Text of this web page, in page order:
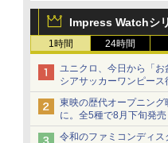
Impress Watchシ
1時間 24時間
ユニクロ、今日から「
シアサッカーワンピー
ショーツは1990円に
東映の歴代オープニング
に。全5種で8月下旬発売
令和のファミコンディ